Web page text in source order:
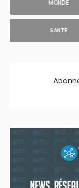
MONDE
SANTE